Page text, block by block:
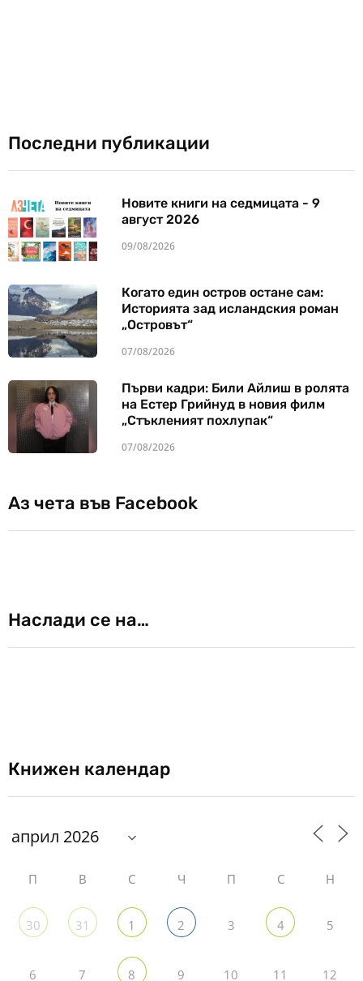
Последни публикации
Новите книги на седмицата - 9
август 2026
09/08/2026
Когато един остров остане сам:
Историята зад исландския роман
„Островът“
07/08/2026
Първи кадри: Били Айлиш в ролята
на Естер Грийнуд в новия филм
„Стъкленият похлупак“
07/08/2026
Аз чета във Facebook
Наслади се на…
Книжен календар
П В С Ч П С Н
30 31 1 2 3 4 5
6 7 8 9 10 11 12